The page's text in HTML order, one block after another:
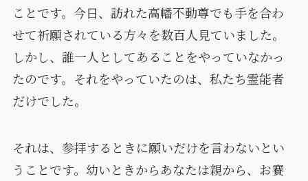
ことです。今日、訪れた高幡不動尊でも手を合わ
せて祈願されている方々を数百人見ていました。
しかし、誰一人としてあることをやっていなかっ
たのです。それをやっていたのは、私たち霊能者
だけでした。
それは、参拝するときに願いだけを言わないとい
うことです。幼いときからあなたは親から、お賽